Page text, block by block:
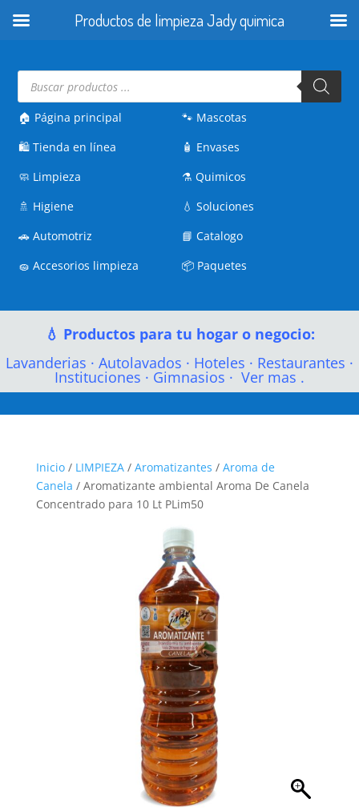
Búsqueda
productos
🏠 Página principal
🛍️Tienda en línea
🧼 Limpieza
🚿 Higiene
🚗Automotriz
🧽Accesorios limpieza
🐾 Mascotas
🧴 Envases
⚗️Quimicos
💧Soluciones
📘Catalogo
📦 Paquetes
💧 Productos para tu hogar o negocio:
Lavanderias · Autolavados · Hoteles · Restaurantes ·
Instituciones · Gimnasios · Ver mas .
Inicio/ LIMPIEZA/ Aromatizantes / Aroma de
Canela / Aromatizante ambiental Aroma De Canela
Concentrado para 10 Lt PLim50
Productos de limpieza Jady quimica